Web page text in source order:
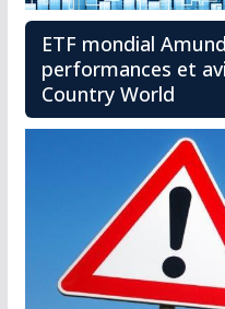
ETF mondial
performances et
Country World